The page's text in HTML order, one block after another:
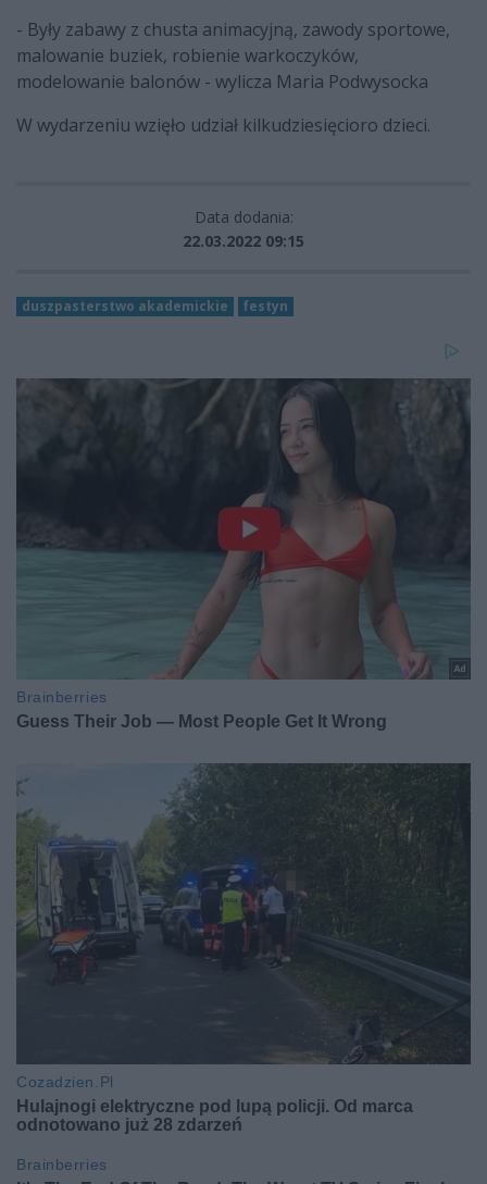
- Były zabawy z chusta animacyjną, zawody sportowe,
malowanie buziek, robienie warkoczyków,
modelowanie balonów - wylicza Maria Podwysocka
W wydarzeniu wzięło udział kilkudziesięcioro dzieci.
Data dodania:
22.03.2022 09:15
duszpasterstwo akademickie festyn